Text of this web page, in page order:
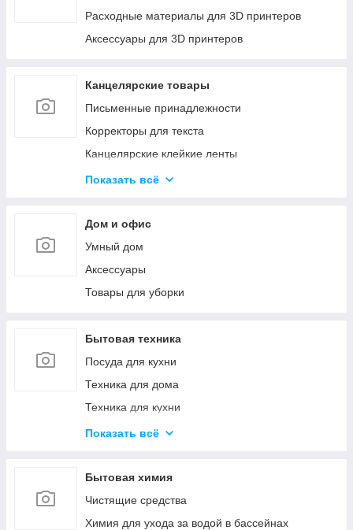
Расходные материалы для 3D принтеров
Аксессуары для 3D принтеров
Канцелярские товары
Письменные принадлежности
Корректоры для текста
Канцелярские клейкие ленты
Канцелярские мелочи
Бумажная продукция
Папки для хранения и сортировки документов
Степлеры и Дыроколы
Канцелярские ножи и ножницы
Товары для творчества
Показать всё
Дом и офис
Умный дом
Аксессуары
Товары для уборки
Бытовая техника
Посуда для кухни
Техника для дома
Техника для кухни
Красота и здоровье
Кулеры для воды
Проточные водонагреватели
Показать всё
Бытовая химия
Чистящие средства
Химия для ухода за водой в бассейнах